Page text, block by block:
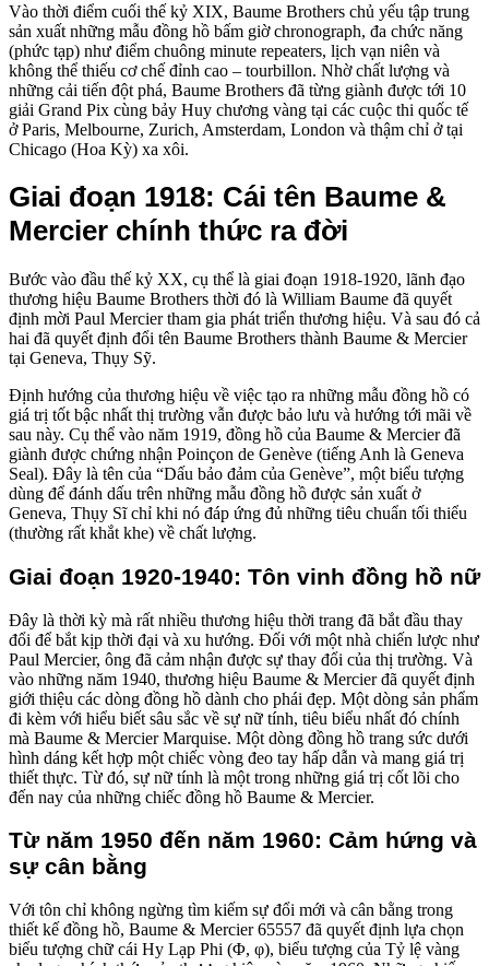
Vào thời điểm cuối thế kỷ XIX, Baume Brothers chủ yếu tập trung
sản xuất những mẫu đồng hồ bấm giờ chronograph, đa chức năng
(phức tạp) như điểm chuông minute repeaters, lịch vạn niên và
không thể thiếu cơ chế đỉnh cao – tourbillon. Nhờ chất lượng và
những cải tiến đột phá, Baume Brothers đã từng giành được tới 10
giải Grand Pix cùng bảy Huy chương vàng tại các cuộc thi quốc tế
ở Paris, Melbourne, Zurich, Amsterdam, London và thậm chỉ ở tại
Chicago (Hoa Kỳ) xa xôi.
Giai đoạn 1918: Cái tên Baume &
Mercier chính thức ra đời
Bước vào đầu thế kỷ XX, cụ thể là giai đoạn 1918-1920, lãnh đạo
thương hiệu Baume Brothers thời đó là William Baume đã quyết
định mời Paul Mercier tham gia phát triển thương hiệu. Và sau đó cả
hai đã quyết định đổi tên Baume Brothers thành Baume & Mercier
tại Geneva, Thụy Sỹ.
Định hướng của thương hiệu về việc tạo ra những mẫu đồng hồ có
giá trị tốt bậc nhất thị trường vẫn được bảo lưu và hướng tới mãi về
sau này. Cụ thể vào năm 1919, đồng hồ của Baume & Mercier đã
giành được chứng nhận Poinçon de Genève (tiếng Anh là Geneva
Seal). Đây là tên của “Dấu bảo đảm của Genève”, một biểu tượng
dùng để đánh dấu trên những mẫu đồng hồ được sản xuất ở
Geneva, Thụy Sĩ chỉ khi nó đáp ứng đủ những tiêu chuẩn tối thiểu
(thường rất khắt khe) về chất lượng.
Giai đoạn 1920-1940: Tôn vinh đồng hồ nữ
Đây là thời kỳ mà rất nhiều thương hiệu thời trang đã bắt đầu thay
đổi để bắt kịp thời đại và xu hướng. Đối với một nhà chiến lược như
Paul Mercier, ông đã cảm nhận được sự thay đổi của thị trường. Và
vào những năm 1940, thương hiệu Baume & Mercier đã quyết định
giới thiệu các dòng đồng hồ dành cho phái đẹp. Một dòng sản phẩm
đi kèm với hiểu biết sâu sắc về sự nữ tính, tiêu biểu nhất đó chính
mà Baume & Mercier Marquise. Một dòng đồng hồ trang sức dưới
hình dáng kết hợp một chiếc vòng đeo tay hấp dẫn và mang giá trị
thiết thực. Từ đó, sự nữ tính là một trong những giá trị cốt lõi cho
đến nay của những chiếc đồng hồ Baume & Mercier.
Từ năm 1950 đến năm 1960: Cảm hứng và
sự cân bằng
Với tôn chỉ không ngừng tìm kiếm sự đổi mới và cân bằng trong
thiết kế đồng hồ, Baume & Mercier 65557 đã quyết định lựa chọn
biểu tượng chữ cái Hy Lạp Phi (Φ, φ), biểu tượng của Tỷ lệ vàng